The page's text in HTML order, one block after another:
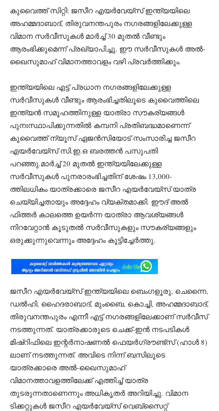
കുവൈത്ത് സിറ്റി: ജസീറ എയർവേയ്സ് ഇന്ത്യയിലെ
അഹമ്മദാബാദ്, തിരുവനന്തപുരം നഗരങ്ങളിലേക്കുള്ള
വിമാന സർവീസുകൾ മാർച്ച് 30 മുതൽ വീണ്ടും
ആരംഭിക്കുമെന്ന് പ്രഖ്യാപിച്ചു. ഈ സർവീസുകൾ അൽ-
ഖൈസുമാഹ് വിമാനത്താവളം വഴി പ്രവർത്തിക്കും.
ഇന്ത്യയിലെ എട്ട് പ്രധാന നഗരങ്ങളിലേക്കുള്ള
സർവീസുകൾ വീണ്ടും ആരംഭിച്ചതിലൂടെ കുവൈത്തിലെ
ഇന്ത്യൻ സമൂഹത്തിനുള്ള യാത്രാ സൗകര്യങ്ങൾ
പുനഃസ്ഥാപിക്കുന്നതിൽ കമ്പനി പ്രതിബദ്ധമാണെന്ന്
കുവൈത്ത് ന്യൂസ് ഏജൻസിയോട് സംസാരിച്ച ജസീറ
എയർവേയ്സ് സി.ഇ.ഒ ബരത്തൻ പസുപതി
പറഞ്ഞു.മാർച്ച് 20 മുതൽ ഇന്ത്യയിലേക്കുള്ള
സർവീസുകൾ പുനരാരംഭിച്ചതിന് ശേഷം 13,000-
ത്തിലധികം യാത്രക്കാരെ ജസീറ എയർവേയ്സ് യാത്ര
ചെയ്യിച്ചതായും അദ്ദേഹം വ്യക്തമാക്കി. ഈദ് അൽ
ഫിത്തർ കാലത്തെ ഉയർന്ന യാത്രാ ആവശ്യങ്ങൾ
നിറവേറ്റാൻ കൂടുതൽ സർവീസുകളും സൗകര്യങ്ങളും
ഒരുക്കുന്നുവെന്നും അദ്ദേഹം കൂട്ടിച്ചേർത്തു.
ജസീറ എയർവേയ്സ് ഇന്ത്യയിലെ ബെംഗളൂരു, ചെന്നൈ,
ഡൽഹി, ഹൈദരാബാദ്, മുംബൈ, കൊച്ചി, അഹമ്മദാബാദ്,
തിരുവനന്തപുരം എന്നീ എട്ട് നഗരങ്ങളിലേക്കാണ് സർവീസ്
നടത്തുന്നത്. യാത്രക്കാരുടെ ചെക്ക്-ഇൻ നടപടികൾ
മിഷ്‌റിഫിലെ ഇന്റർനാഷണൽ ഫെയർഗ്രൗണ്ട്സ് (ഹാൾ 8)
ലാണ് നടത്തുന്നത്. അവിടെ നിന്ന് ബസിലൂടെ
യാത്രക്കാരെ അൽ-ഖൈസുമാഹ്
വിമാനത്താവളത്തിലേക്ക് എത്തിച്ച് യാത്ര
തുടരുന്നതാണെന്നും അധികൃതർ അറിയിച്ചു. വിമാന
ടിക്കറ്റുകൾ ജസീറ എയർവേയ്സ് വെബ്സൈറ്റ്